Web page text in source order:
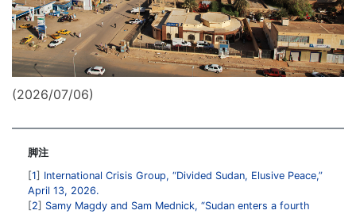
(2026/07/06)
脚注
1
International Crisis Group, “Divided Sudan, Elusive Peace,”
April 13, 2026.
2
Samy Magdy and Sam Mednick, “Sudan enters a fourth